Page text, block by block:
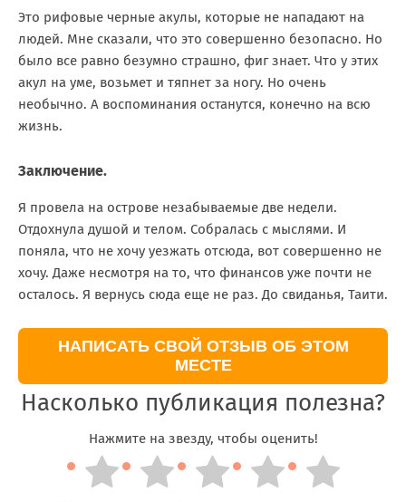
Это рифовые черные акулы, которые не нападают на
людей. Мне сказали, что это совершенно безопасно. Но
было все равно безумно страшно, фиг знает. Что у этих
акул на уме, возьмет и тяпнет за ногу. Но очень
необычно. А воспоминания останутся, конечно на всю
жизнь.
Заключение.
Я провела на острове незабываемые две недели.
Отдохнула душой и телом. Собралась с мыслями. И
поняла, что не хочу уезжать отсюда, вот совершенно не
хочу. Даже несмотря на то, что финансов уже почти не
осталось. Я вернусь сюда еще не раз. До свиданья, Таити.
НАПИСАТЬ СВОЙ ОТЗЫВ ОБ ЭТОМ
МЕСТЕ
Насколько публикация полезна?
Нажмите на звезду, чтобы оценить!